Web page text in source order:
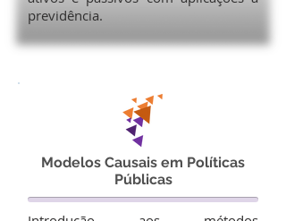
previdência.
Modelos Causais em Políticas
Públicas